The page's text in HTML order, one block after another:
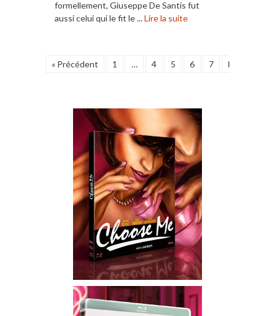
formellement, Giuseppe De Santis fut
aussi celui qui le fit le ...Lire la suite
« Précédent 1 … 4 5 6 7 8